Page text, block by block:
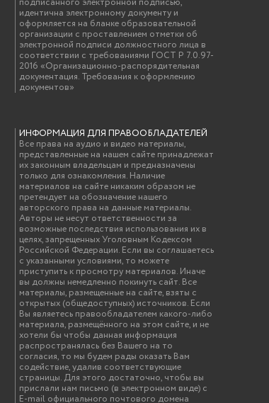
идентична электронному документу и
оформляется на бланке образовательной
организации с проставлением отметки об
электронной подписи должностного лица в
соответствии с требованиями ГОСТ Р 7.0.97-
2016 «Организационно-распорядительная
документация. Требования к оформлению
документов»
ИНФОРМАЦИЯ ДЛЯ ПРАВООБЛАДАТЕЛЕЙ
Все права на аудио и видео материалы,
представленные на нашем сайте принадлежат
их законным владельцам и предназначены
только для ознакомления. Наличие
материалов на сайте никаким образом не
претендует на обозначение нашего
авторского права на данные материалы.
Авторы не несут ответственности за
возможные последствия использования их в
целях, запрещенных Уголовным Кодексом
Российской Федерации. Если вы соглашаетесь
с указанными условиями, то можете
приступить к просмотру материалов. Иначе
вы должны немедленно покинуть сайт. Все
материалы, размещенные на сайте, взяты с
открытых (общедоступных) источников. Если
Вы являетесь правообладателем какого-либо
материала, размещённого на этом сайте, и не
хотели бы чтобы данная информация
распространялась без Вашего на то
согласия, то мы будем рады оказать Вам
содействие, удалив соответствующие
страницы. Для этого достаточно, чтобы вы
прислали нам письмо (в электронном виде) с
E-mail официального почтового домена